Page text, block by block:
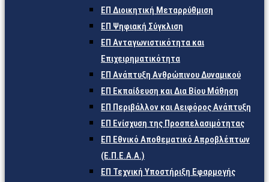
ΕΠ Διοικητική Μεταρρύθμιση
ΕΠ Ψηφιακή Σύγκλιση
ΕΠ Ανταγωνιστικότητα και
Επιχειρηματικότητα
ΕΠ Ανάπτυξη Ανθρώπινου Δυναμικού
ΕΠ Εκπαίδευση και Δια Βίου Μάθηση
ΕΠ Περιβάλλον και Αειφόρος Ανάπτυξη
ΕΠ Ενίσχυση της Προσπελασιμότητας
ΕΠ Εθνικό Αποθεματικό Απροβλέπτων
(Ε.Π.Ε.Α.Α.)
ΕΠ Τεχνική Υποστήριξη Εφαρμογής